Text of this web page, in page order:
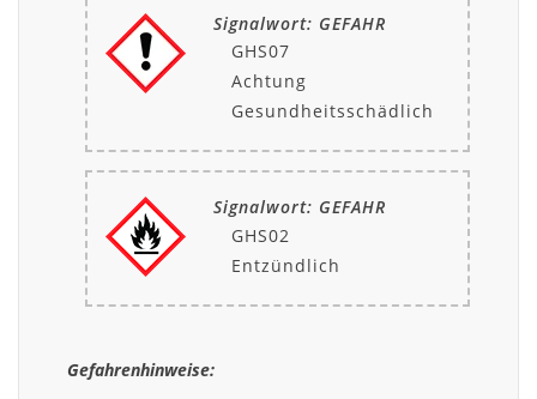
Signalwort: GEFAHR
GHS07
Achtung
Gesundheitsschädlich
Signalwort: GEFAHR
GHS02
Entzündlich
Gefahrenhinweise: